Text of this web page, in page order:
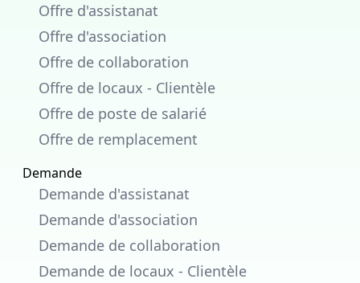
Offre d'assistanat
Offre d'association
Offre de collaboration
Offre de locaux - Clientèle
Offre de poste de salarié
Offre de remplacement
Demande
Demande d'assistanat
Demande d'association
Demande de collaboration
Demande de locaux - Clientèle